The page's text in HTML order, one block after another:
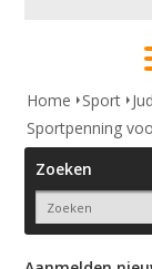
Home
Sport
Sportpenning
Zoeken